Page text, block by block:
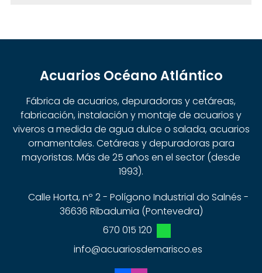
Acuarios Océano Atlántico
Fábrica de acuarios, depuradoras y cetáreas,
fabricación, instalación y montaje de acuarios y
viveros a medida de agua dulce o salada, acuarios
ornamentales. Cetáreas y depuradoras para
mayoristas. Más de 25 años en el sector (desde
1993).
Calle Horta, nº 2 - Polígono Industrial do Salnés -
36636 Ribadumia (Pontevedra)
670 015 120
info@acuariosdemarisco.es